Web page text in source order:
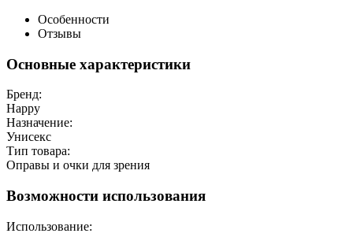
Особенности
Отзывы
Основные характеристики
Бренд:
Happy
Назначение:
Унисекс
Тип товара:
Оправы и очки для зрения
Возможности использования
Использование: